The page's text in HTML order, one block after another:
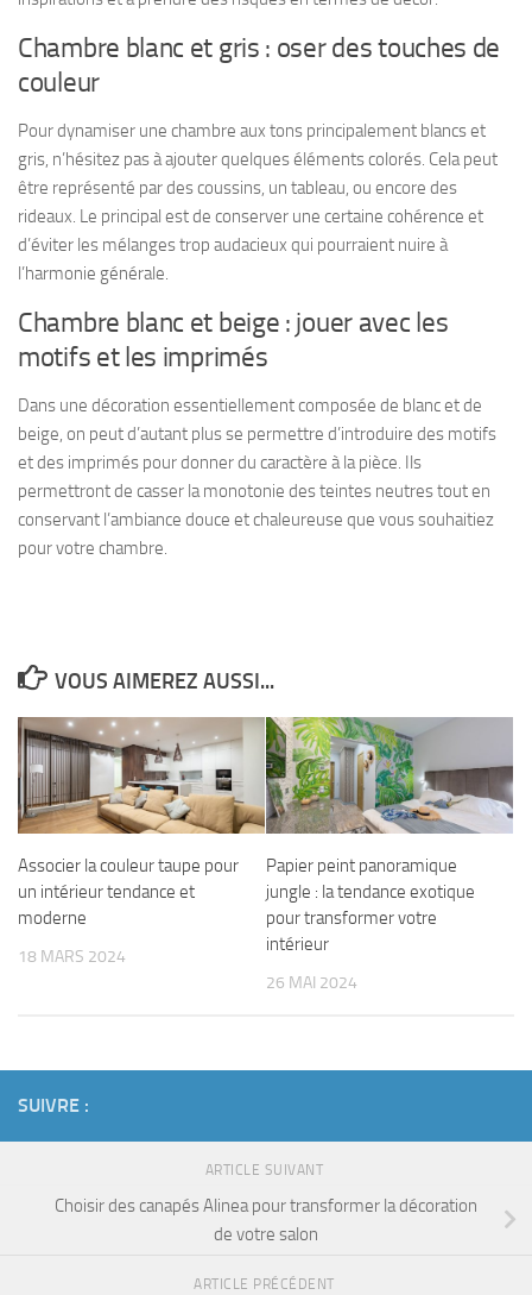
Chambre blanc et gris : oser des touches de
couleur
Pour dynamiser une chambre aux tons principalement blancs et
gris, n’hésitez pas à ajouter quelques éléments colorés. Cela peut
être représenté par des coussins, un tableau, ou encore des
rideaux. Le principal est de conserver une certaine cohérence et
d’éviter les mélanges trop audacieux qui pourraient nuire à
l’harmonie générale.
Chambre blanc et beige : jouer avec les
motifs et les imprimés
Dans une décoration essentiellement composée de blanc et de
beige, on peut d’autant plus se permettre d’introduire des motifs
et des imprimés pour donner du caractère à la pièce. Ils
permettront de casser la monotonie des teintes neutres tout en
conservant l’ambiance douce et chaleureuse que vous souhaitiez
pour votre chambre.
VOUS AIMEREZ AUSSI...
Associer la couleur taupe pour
un intérieur tendance et
moderne
18 MARS 2024
Papier peint panoramique
jungle : la tendance exotique
pour transformer votre
intérieur
26 MAI 2024
SUIVRE :
ARTICLE SUIVANT
Choisir des canapés Alinea pour transformer la décoration
de votre salon
ARTICLE PRÉCÉDENT